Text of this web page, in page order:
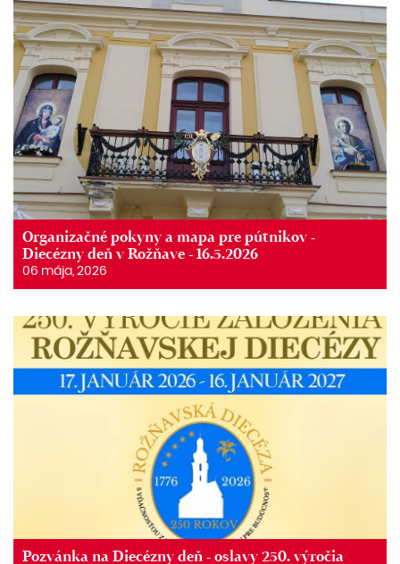
Organizačné pokyny a mapa pre pútnikov -
Diecézny deň v Rožňave - 16.5.2026
06 mája, 2026
Pozvánka na Diecézny deň - oslavy 250. výročia